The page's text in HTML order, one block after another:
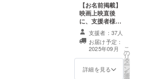
約
20×520
(mm)
【お名前掲載】
映画上映直後
に、支援者様の
お名前（ニック
ネーム）を表記
したエンドロー
ルを上映しま
す。 WEB用の映
画祭予告編の最
支援者：37人
お届け予定：
2025年09月
詳細を見る
こ
の
リ
タ
ー
ン
を
選